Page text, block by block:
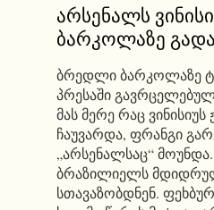
არსენალს
ბარკოლაზე
ბრედლი ბარკოლაზე
პრესაში
მას მერე რაც
ჩაუვარდა, ფრანგი
„არსენალსაც“
ბრაზილიელს
სთავაზობდნენ.